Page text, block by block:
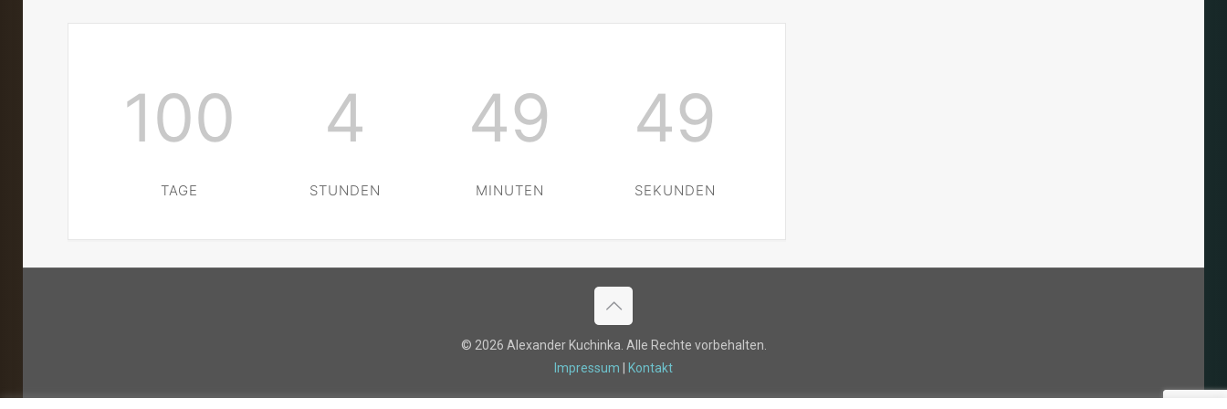
100
TAGE
4
STUNDEN
49
MINUTEN
49
SEKUNDEN
© 2026 Alexander Kuchinka. Alle Rechte vorbehalten.
Impressum
Kontakt